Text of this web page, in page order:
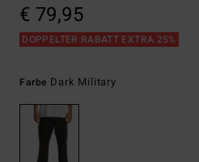
€ 79,95
DOPPELTER RABATT EXTRA 25%
Farbe Dark Military